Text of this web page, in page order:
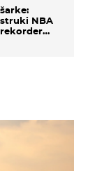
NBA